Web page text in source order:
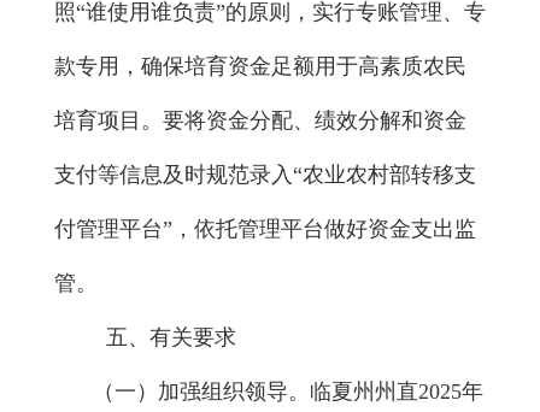
照“谁使用谁负责”的原则， 实行专账管理、专
款专用，确保培育资金足额用于高素质农民
培育项目。要将资金分配、绩效分解和资金
支付等信息及时规范录入“农业农村部转移支
付管理平台”， 依托管理平台做好资金支出监
管。
五、 有关要求
（一）加强组织领导。 临夏州州直2025年